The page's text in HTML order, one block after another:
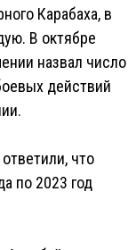
Карабаха, в
В октябре
назвал число
действий
что
по 2023 год